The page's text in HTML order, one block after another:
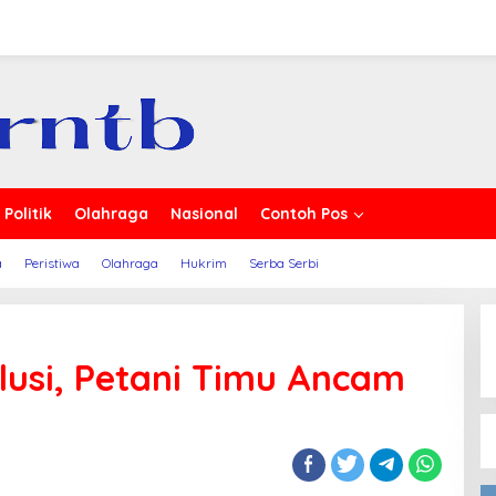
Politik Olahraga Nasional Contoh Pos
Peristiwa Olahraga Hukrim Serba Serbi
Petani Timu Ancam